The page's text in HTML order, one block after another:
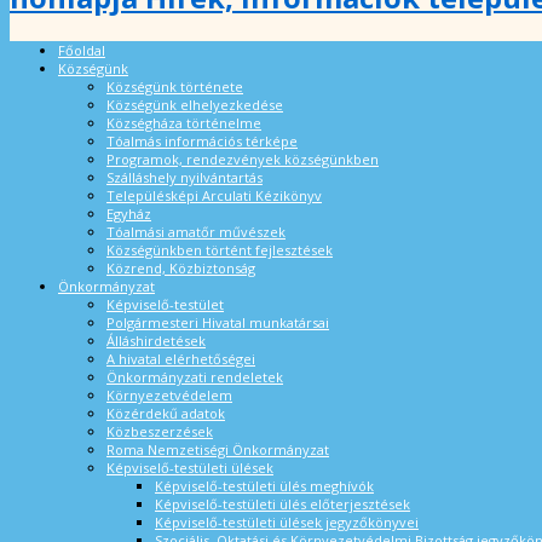
Főoldal
Községünk
Községünk története
Községünk elhelyezkedése
Községháza történelme
Tóalmás információs térképe
Programok, rendezvények községünkben
Szálláshely nyilvántartás
Településképi Arculati Kézikönyv
Egyház
Tóalmási amatőr művészek
Községünkben történt fejlesztések
Közrend, Közbiztonság
Önkormányzat
Képviselő-testület
Polgármesteri Hivatal munkatársai
Álláshirdetések
A hivatal elérhetőségei
Önkormányzati rendeletek
Környezetvédelem
Közérdekű adatok
Közbeszerzések
Roma Nemzetiségi Önkormányzat
Képviselő-testületi ülések
Képviselő-testületi ülés meghívók
Képviselő-testületi ülés előterjesztések
Képviselő-testületi ülések jegyzőkönyvei